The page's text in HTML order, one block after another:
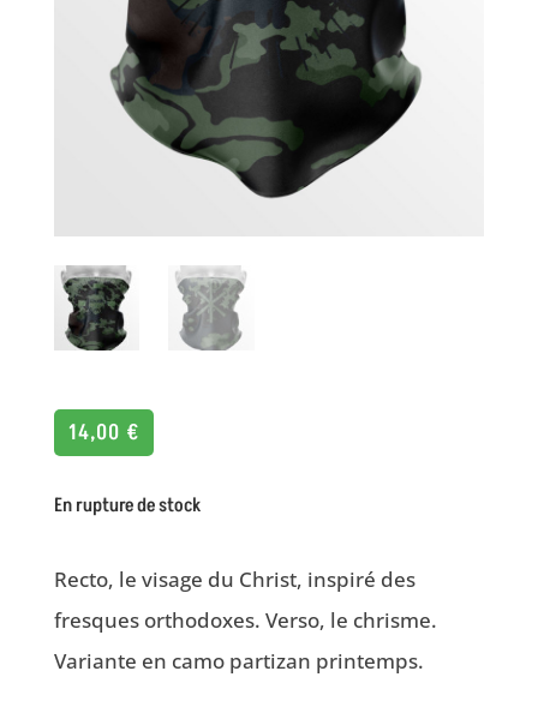
14,00 €
En rupture de stock
Recto, le visage du Christ, inspiré des
fresques orthodoxes. Verso, le chrisme.
Variante en camo partizan printemps.